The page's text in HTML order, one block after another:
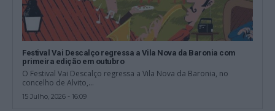
Festival Vai Descalço regressa a Vila Nova da Baronia com
primeira edição em outubro
O Festival Vai Descalço regressa a Vila Nova da Baronia, no
concelho de Alvito,...
15 Julho, 2026 - 16:09